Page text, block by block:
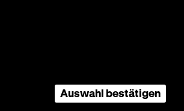
Auswahl bestätigen